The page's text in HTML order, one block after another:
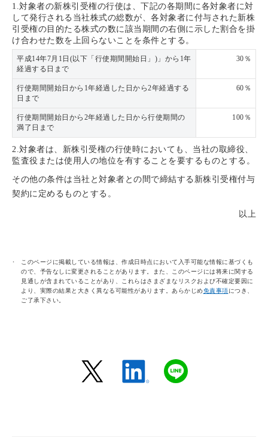
1.対象者の新株引受権の行使は、下記の各期間に各対象者に対
して発行される当社株式の総数が、各対象者に付与された新株
引受権の目的たる株式の数に該当期間の右側に示した割合を掛
け合わせた数を上回らないことを条件とする。
平成14年7月1日(以下「行使期間開始日」)」から1年
経過する日まで
30％
行使期間開始日から1年経過した日から2年経過する
日まで
60％
行使期間開始日から2年経過した日から行使期間の
満了日まで
100％
2.対象者は、新株引受権の行使時においても、当社の取締役、
監査役または使用人の地位を有することを要するものとする。
その他の条件は当社と対象者との間で締結する新株引受権付与
契約に定めるものとする。
以上
このページに掲載している情報は、作成日時点において入手可能な情報に基づくも
ので、予告なしに変更されることがあります。また、このページには将来に関する
見通しが含まれていることがあり、これらはさまざまなリスクおよび不確定要因に
より、実際の結果と大きく異なる可能性があります。あらかじめ免責事項につき、
ご了承下さい。